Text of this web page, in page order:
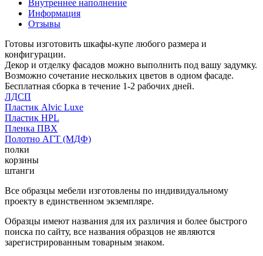
Внутреннее наполнение
Информация
Отзывы
Готовы изготовить шкафы-купе любого размера и
конфигурации.
Декор и отделку фасадов можно выполнить под вашу задумку.
Возможно сочетание нескольких цветов в одном фасаде.
Бесплатная сборка в течение 1-2 рабочих дней.
ЛДСП
Пластик Alvic Luxe
Пластик HPL
Пленка ПВХ
Полотно АГТ (МДФ)
полки
корзины
штанги
Все образцы мебели изготовлены по индивидуальному
проекту в единственном экземпляре.
Образцы имеют названия для их различия и более быстрого
поиска по сайту, все названия образцов не являются
зарегистрированным товарным знаком.